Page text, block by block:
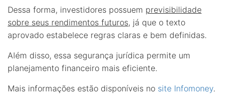
Dessa forma, investidores possuem previsibilidade
sobre seus rendimentos futuros, já que o texto
aprovado estabelece regras claras e bem definidas.
Além disso, essa segurança jurídica permite um
planejamento financeiro mais eficiente.
Mais informações estão disponíveis no site Infomoney.